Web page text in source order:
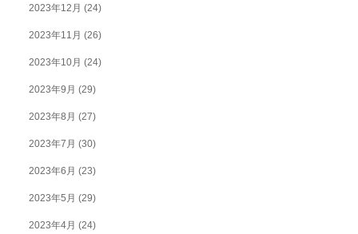
2023年12月 (24)
2023年11月 (26)
2023年10月 (24)
2023年9月 (29)
2023年8月 (27)
2023年7月 (30)
2023年6月 (23)
2023年5月 (29)
2023年4月 (24)